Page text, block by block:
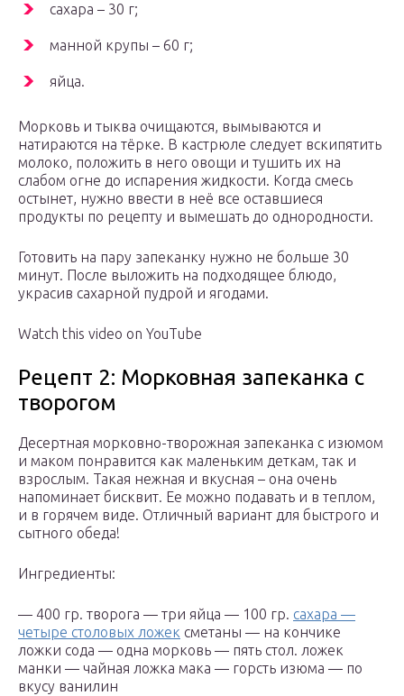
сахара – 30 г;
манной крупы – 60 г;
яйца.
Морковь и тыква очищаются, вымываются и
натираются на тёрке. В кастрюле следует вскипятить
молоко, положить в него овощи и тушить их на
слабом огне до испарения жидкости. Когда смесь
остынет, нужно ввести в неё все оставшиеся
продукты по рецепту и вымешать до однородности.
Готовить на пару запеканку нужно не больше 30
минут. После выложить на подходящее блюдо,
украсив сахарной пудрой и ягодами.
Watch this video on YouTube
Рецепт 2: Морковная запеканка с
творогом
Десертная морковно-творожная запеканка с изюмом
и маком понравится как маленьким деткам, так и
взрослым. Такая нежная и вкусная – она очень
напоминает бисквит. Ее можно подавать и в теплом,
и в горячем виде. Отличный вариант для быстрого и
сытного обеда!
Ингредиенты:
— 400 гр. творога — три яйца — 100 гр. сахара —
четыре столовых ложек сметаны — на кончике
ложки сода — одна морковь — пять стол. ложек
манки — чайная ложка мака — горсть изюма — по
вкусу ванилин